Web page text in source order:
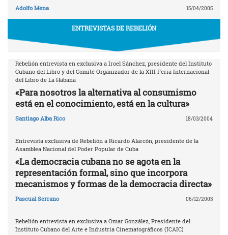
Adolfo Mena 15/04/2005
ENTREVISTAS DE REBELIÓN
Rebelión entrevista en exclusiva a Iroel Sánchez, presidente del Instituto
Cubano del Libro y del Comité Organizador de la XIII Feria Internacional
del Libro de La Habana
«Para nosotros la alternativa al consumismo
está en el conocimiento, está en la cultura»
Santiago Alba Rico 18/03/2004
Entrevista exclusiva de Rebelión a Ricardo Alarcón, presidente de la
Asamblea Nacional del Poder Popular de Cuba
«La democracia cubana no se agota en la
representación formal, sino que incorpora
mecanismos y formas de la democracia directa»
Pascual Serrano 06/12/2003
Rebelión entrevista en exclusiva a Omar González, Presidente del
Instituto Cubano del Arte e Industria Cinematográficos (ICAIC)